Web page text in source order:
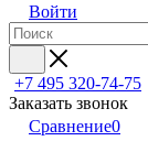
Войти
+7 495 320-74-75
Заказать звонок
Сравнение0